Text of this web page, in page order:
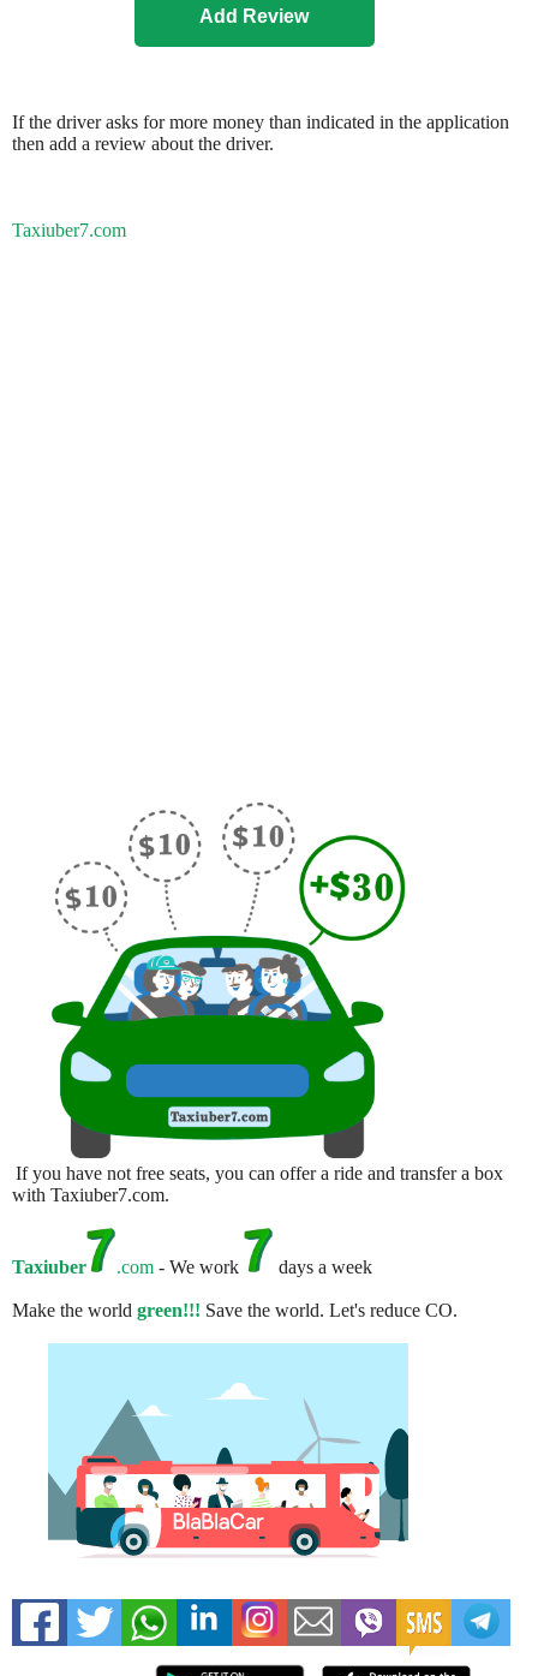
If the driver asks for more money than indicated in the application
then add a review about the driver.
Taxiuber7.com
If you have not free seats, you can offer a ride and transfer a box
with Taxiuber7.com.
Taxiuber .com - We work days a week
Make the world green!!! Save the world. Let's reduce CO.